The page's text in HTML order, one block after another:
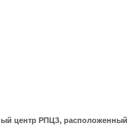
центр РПЦЗ,